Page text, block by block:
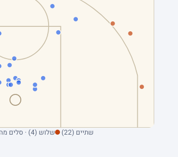
שתיים (22) שלוש (4) · סלים מהשדה בלבד; ריחוף על נקודה מציג את הקולע